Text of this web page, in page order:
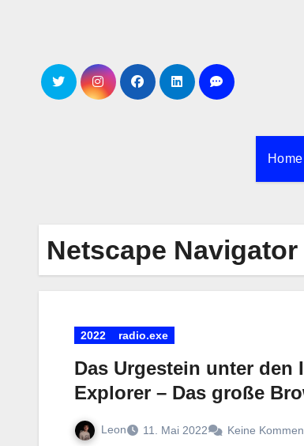
Home
Netscape Navigator
2022 radio.exe
Das Urgestein unter
Explorer – Das große
Leon 11. Mai 2022 Keine